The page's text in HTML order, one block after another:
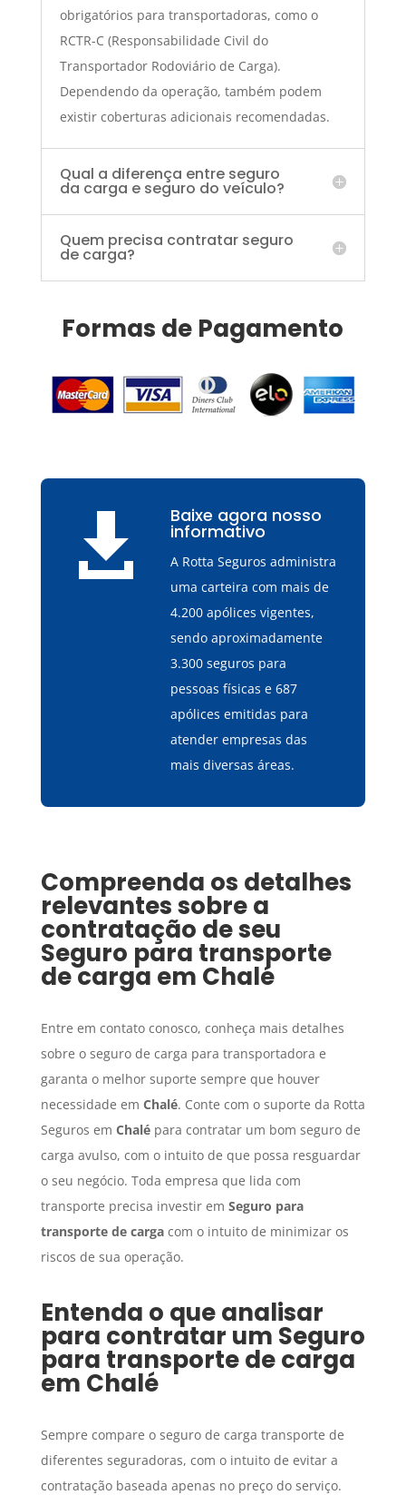
obrigatórios para transportadoras, como o
RCTR-C (Responsabilidade Civil do
Transportador Rodoviário de Carga).
Dependendo da operação, também podem
existir coberturas adicionais recomendadas.
Qual a diferença entre seguro
da carga e seguro do veículo?
Quem precisa contratar seguro
de carga?
Formas de Pagamento
 Baixe agora nosso
informativo
A Rotta Seguros administra
uma carteira com mais de
4.200 apólices vigentes,
sendo aproximadamente
3.300 seguros para
pessoas físicas e 687
apólices emitidas para
atender empresas das
mais diversas áreas.
Compreenda os detalhes
relevantes sobre a
contratação de seu
Seguro para transporte
de carga em Chalé
Entre em contato conosco, conheça mais detalhes
sobre o seguro de carga para transportadora e
garanta o melhor suporte sempre que houver
necessidade em Chalé. Conte com o suporte da Rotta
Seguros em Chalépara contratar um bom seguro de
carga avulso, com o intuito de que possa resguardar
o seu negócio. Toda empresa que lida com
transporte precisa investir em Seguro para
transporte de cargacom o intuito de minimizar os
riscos de sua operação.
Entenda o que analisar
para contratar um Seguro
para transporte de carga
em Chalé
Sempre compare o seguro de carga transporte de
diferentes seguradoras, com o intuito de evitar a
contratação baseada apenas no preço do serviço.